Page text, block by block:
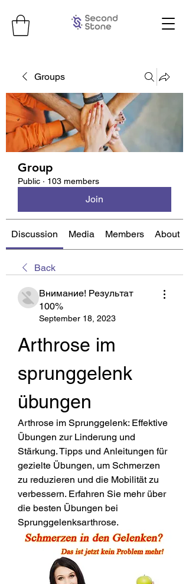
Groups
Group
Public · 103 members
Join
Discussion Media Members About
Back
Внимание! Результат
100%
September 18, 2023
Arthrose im
sprunggelenk
übungen
Arthrose im Sprunggelenk: Effektive
Übungen zur Linderung und
Stärkung. Tipps und Anleitungen für
gezielte Übungen, um Schmerzen
zu reduzieren und die Mobilität zu
verbessern. Erfahren Sie mehr über
die besten Übungen bei
Sprunggelenksarthrose.